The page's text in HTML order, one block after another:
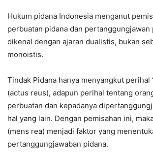
Hukum pidana Indonesia menganut
perbuatan pidana dan pertanggungjawan
dikenal dengan ajaran dualistis, bukan
monoistis.
Tindak Pidana hanya menyangkut perihal
(actus reus), adapun perihal tentang
perbuatan dan kepadanya
hal yang lain. Dengan pemisahan ini,
(mens rea) menjadi faktor yang
pertanggungjawaban pidana.